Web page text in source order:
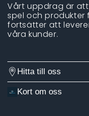
Vårt uppdrag är
spel och produkter
fortsätter att
våra kunder.
Hitta till oss
Kort om oss